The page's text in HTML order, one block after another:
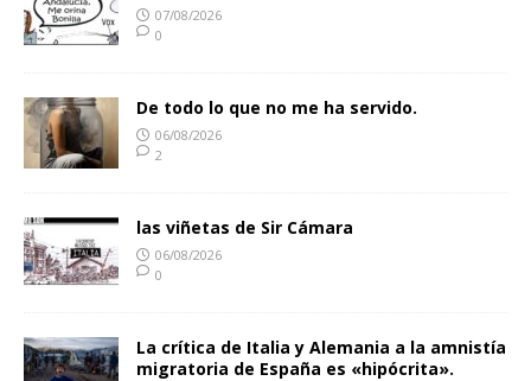
07/08/2026
0
De todo lo que no me ha servido.
06/08/2026
2
las viñetas de Sir Cámara
06/08/2026
0
La crítica de Italia y Alemania a la amnistía
migratoria de España es «hipócrita».